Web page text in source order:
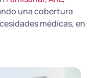
una cobertura
médicas, en